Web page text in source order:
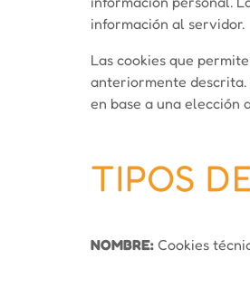
información al servidor.
Las cookies que
anteriormente descrita.
en base a una
TIPOS
NOMBRE: Cookies